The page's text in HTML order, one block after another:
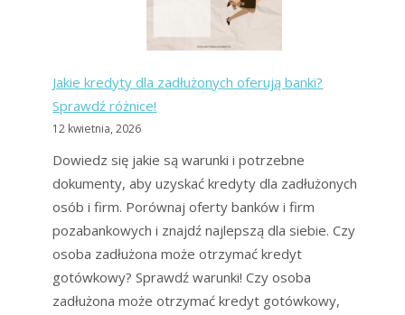
bezpieczniejsze
wyjścia
z
długów
Jakie kredyty dla zadłużonych oferują banki?
Sprawdź różnice!
12 kwietnia, 2026
Dowiedz się jakie są warunki i potrzebne
dokumenty, aby uzyskać kredyty dla zadłużonych
osób i firm. Porównaj oferty banków i firm
pozabankowych i znajdź najlepszą dla siebie. Czy
osoba zadłużona może otrzymać kredyt
gotówkowy? Sprawdź warunki! Czy osoba
zadłużona może otrzymać kredyt gotówkowy,